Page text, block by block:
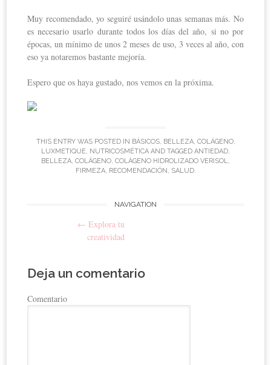
Muy recomendado, yo seguiré usándolo unas semanas más. No
es necesario usarlo durante todos los días del año, si no por
épocas, un mínimo de unos 2 meses de uso, 3 veces al año, con
eso ya notaremos bastante mejoría.
Espero que os haya gustado, nos vemos en la próxima.
THIS ENTRY WAS POSTED IN BÁSICOS, BELLEZA, COLÁGENO,
LUXMETIQUE, NUTRICOSMÉTICA AND TAGGED ANTIEDAD,
BELLEZA, COLÁGENO, COLÁGENO HIDROLIZADO VERISOL,
FIRMEZA, RECOMENDACIÓN, SALUD.
Post navigation
NAVIGATION
← Explora tu
creatividad
Deja un comentario
Comentario